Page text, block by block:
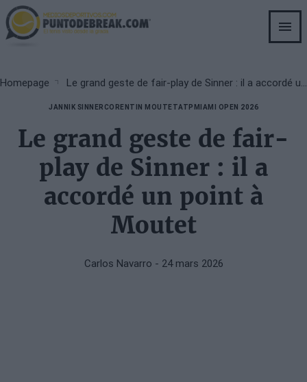
Skip
to
main
Breadcrumb
Homepage
JANNIK SINNER CORENTIN MOUTETATP MIAMI OPEN 2026
Le grand geste de fair-
play de Sinner : il a
accordé un point à
Moutet
Carlos Navarro - 24 mars 2026